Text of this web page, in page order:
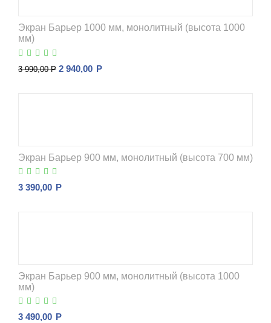
Экран Барьер 1000 мм, монолитный (высота 1000
мм)
3 990,00 Р 2 940,00 Р
Экран Барьер 900 мм, монолитный (высота 700 мм)
3 390,00 Р
Экран Барьер 900 мм, монолитный (высота 1000
мм)
3 490,00 Р